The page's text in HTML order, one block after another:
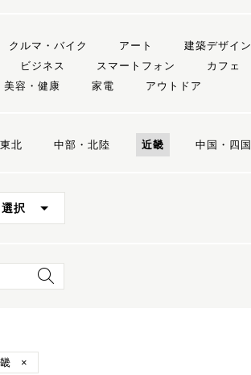
クルマ・バイク アート 建築デザイン
ビジネス スマートフォン カフェ
美容・健康 家電 アウトドア
北 中部・北陸 近畿 中国・四国
択
×